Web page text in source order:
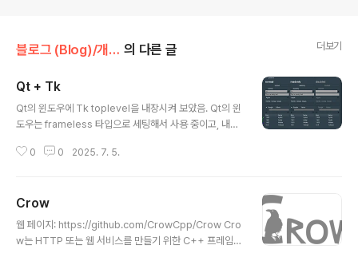
블로그 (Blog)/개발로그 (Devlogs) 의 다른 글 더보기
Qt + Tk
Qt의 윈도우에 Tk toplevel을 내장시켜 보았음. Qt의 윈
도우는 frameless 타입으로 세팅해서 사용 중이고, 내부
서 Tk의 toplevel을 내장시켜서 사용 중.
0 0 2025. 7. 5.
Crow
웹 페이지: https://github.com/CrowCpp/Crow Cro
w는 HTTP 또는 웹 서비스를 만들기 위한 C++ 프레임워